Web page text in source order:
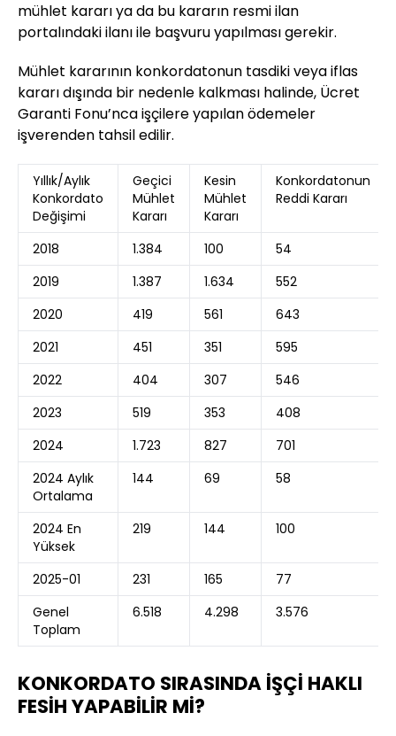
mühlet kararı ya da bu kararın resmi ilan
portalındaki ilanı ile başvuru yapılması gerekir.
Mühlet kararının konkordatonun tasdiki veya iflas
kararı dışında bir nedenle kalkması halinde, Ücret
Garanti Fonu’nca işçilere yapılan ödemeler
işverenden tahsil edilir.
Yıllık/Aylık
Konkordato
Değişimi
Geçici
Mühlet
Kararı
Kesin
Mühlet
Kararı
Konkordatonun
Reddi Kararı
2018 1.384 100
54
2019
1.387 1.634
552
2020
419 561
643
2021
451 351
595
2022
404 307
546
2023
519 353
408
2024
1.723 827
701
2024 Aylık
Ortalama
144 69 58
2024 En
Yüksek
219 144 100
2025-01 231 165
77
Genel
Toplam
6.518 4.298 3.576
KONKORDATO SIRASINDA İŞÇİ HAKLI
FESİH YAPABİLİR Mİ?